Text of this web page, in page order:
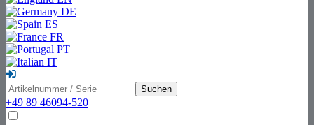
DE
ES
FR
PT
IT
Suchen
+49 89 46094-520